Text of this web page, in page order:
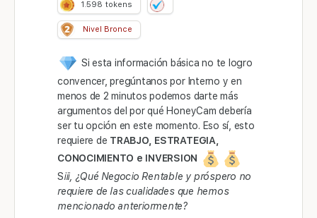
1.598 tokens
Nivel Bronce
Si esta información básica no te logro
convencer, pregúntanos por Interno y en
menos de 2 minutos podemos darte más
argumentos del por qué HoneyCam debería
ser tu opción en este momento. Eso sí, esto
requiere de TRABJO, ESTRATEGIA,
CONOCIMIENTO e INVERSION
Siii, ¿Qué Negocio Rentable y próspero no
requiere de las cualidades que hemos
mencionado anteriormente?